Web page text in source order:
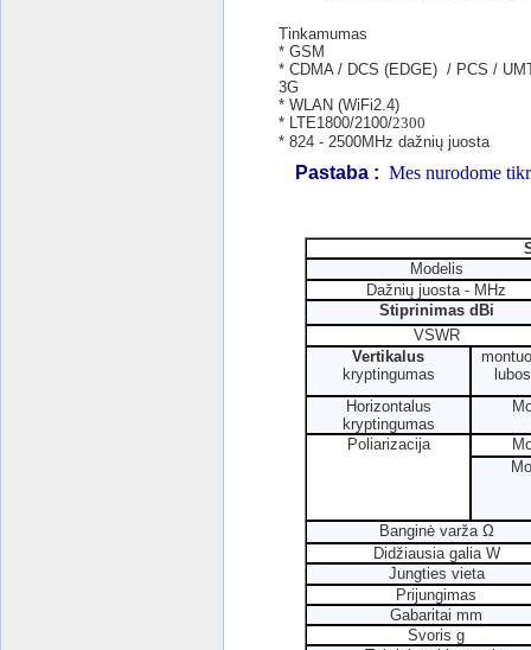
Tinkamumas
* GSM
* CDMA / DCS (EDGE) / PCS /
3G
* WLAN (WiFi2.4)
* LTE1800/2100/2300
* 824 - 2500MHz dažnių juosta
Pastaba : Mes nurodome
Modelis
Dažnių juosta - MHz
Stiprinimas dBi
VSWR
Vertikalus
kryptingumas
Horizontalus
kryptingumas
Poliarizacija
Banginė varža Ω
Didžiausia galia W
Jungties vieta
Prijungimas
Gabaritai mm
Svoris g